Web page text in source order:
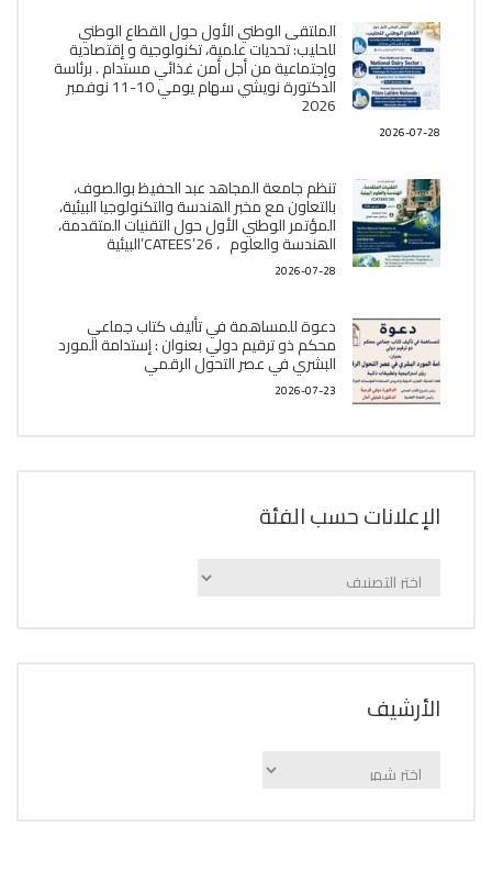
الملتقى الوطني الأول حول القطاع الوطني
للحليب: تحديات علمية، تكنولوجية و إقتصادية
وإجتماعية من أجل أمن غذائي مستدام . برئاسة
الدكتورة نويشي سهام يومي 10-11 نوفمبر
2026
2026-07-28
تنظم جامعة المجاهد عبد الحفيظ بوالصوف،
بالتعاون مع مخبر الھندسة والتكنولوجيا البیئیة،
المؤتمر الوطني الأول حول التقنيات المتقدمة،
الھندسة والعلوم ، CATEES’26’البیئية
2026-07-28
دعوة للمساهمة في تأليف كتاب جماعي
محكم ذو ترقيم دولي بعنوان : إستدامة المورد
البشري في عصر التحول الرقمي
2026-07-23
الإعلانات حسب الفئة
الإعلانات
اﻷرشيف
اﻷرشيف